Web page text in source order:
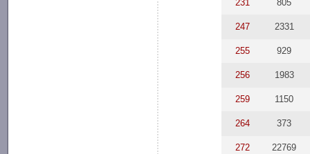
231 805
247 2331
255 929
256 1983
259 1150
264 373
272 22769